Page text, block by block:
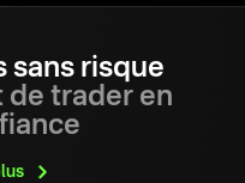
sans risque
trader en